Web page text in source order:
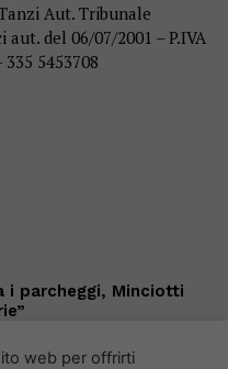
Aut. Tribunale
del 06/07/2001 – P.IVA
5453708
i parcheggi, Minciotti
web per offrirti